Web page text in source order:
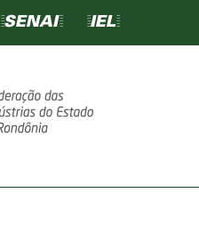
=SENAI= =IEL=